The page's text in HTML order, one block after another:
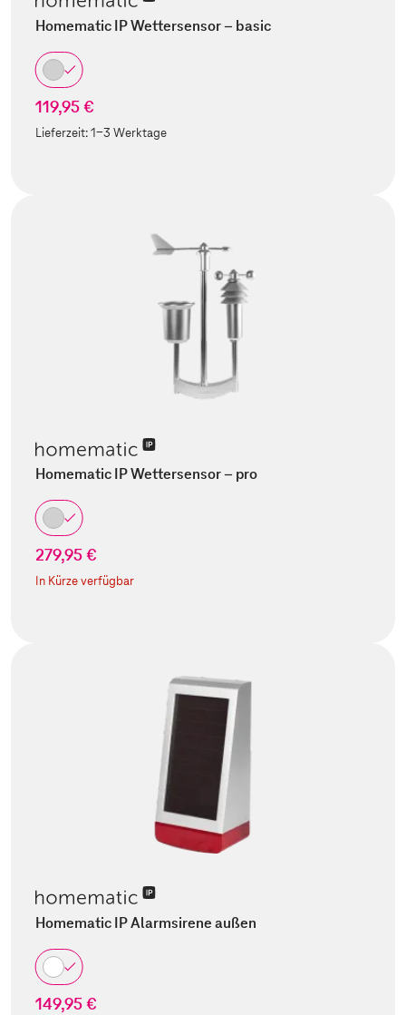
Homematic IP Wettersensor – basic
119,95 €
Lieferzeit:1-3 Werktage
Homematic IP Wettersensor – pro
279,95 €
In Kürze verfügbar
Homematic IP Alarmsirene außen
149,95 €